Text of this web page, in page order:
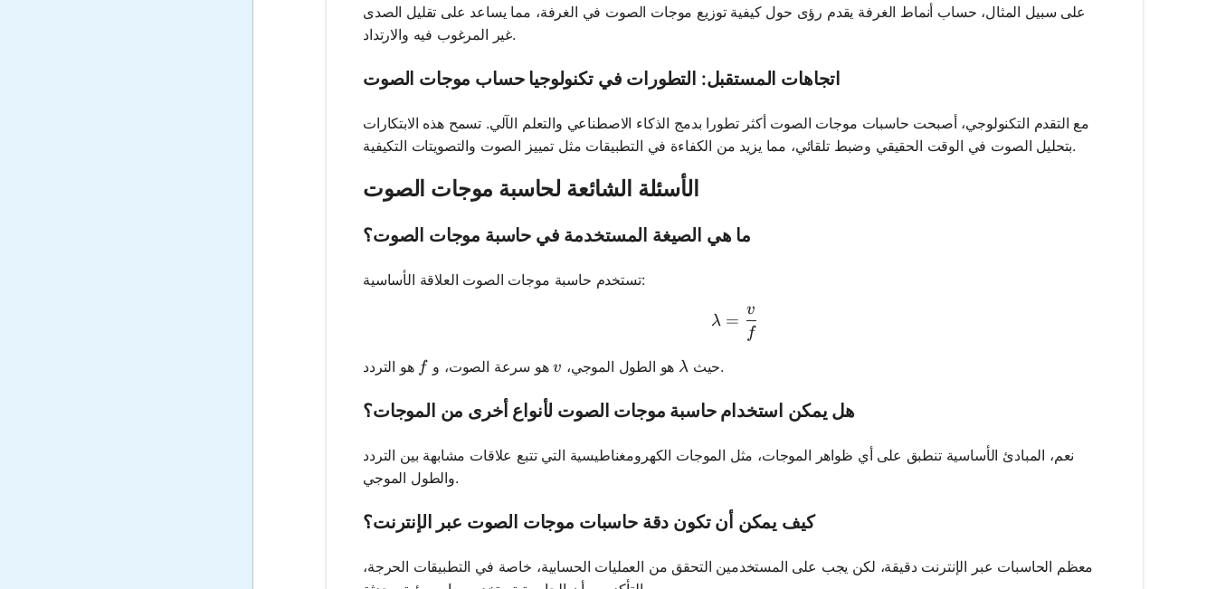
على سبيل المثال، حساب أنماط الغرفة يقدم رؤى حول كيفية توزيع موجات الصوت في الغرفة، مما يساعد على تقليل الصدى
غير المرغوب فيه والارتداد.
اتجاهات المستقبل: التطورات في تكنولوجيا حساب موجات الصوت
مع التقدم التكنولوجي، أصبحت حاسبات موجات الصوت أكثر تطورا بدمج الذكاء الاصطناعي والتعلم الآلي. تسمح هذه الابتكارات
بتحليل الصوت في الوقت الحقيقي وضبط تلقائي، مما يزيد من الكفاءة في التطبيقات مثل تمييز الصوت والتصويتات التكيفية.
الأسئلة الشائعة لحاسبة موجات الصوت
ما هي الصيغة المستخدمة في حاسبة موجات الصوت؟
تستخدم حاسبة موجات الصوت العلاقة الأساسية:
\lambda = \frac{v}{f}
λ =
f
v
حيث
\lambda
λ هو الطول الموجي، v
vهو سرعة الصوت، و ff هو التردد.
هل يمكن استخدام حاسبة موجات الصوت لأنواع أخرى من الموجات؟
نعم، المبادئ الأساسية تنطبق على أي ظواهر الموجات، مثل الموجات الكهرومغناطيسية التي تتبع علاقات مشابهة بين التردد
والطول الموجي.
كيف يمكن أن تكون دقة حاسبات موجات الصوت عبر الإنترنت؟
معظم الحاسبات عبر الإنترنت دقيقة، لكن يجب على المستخدمين التحقق من العمليات الحسابية، خاصة في التطبيقات الحرجة،